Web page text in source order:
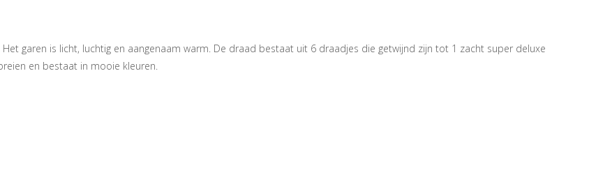
garen is licht, luchtig en aangenaam warm. De draad bestaat uit 6 draadjes die getwijnd zijn tot 1 zacht super deluxe
en bestaat in mooie kleuren.